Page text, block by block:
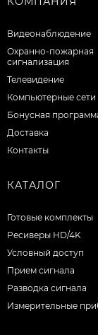
Видеонаблюдение
Охранно-пожарная
сигнализация
Телевидение
Компьютерные сети
Бонусная
Доставка
Контакты
КАТАЛОГ
Готовые комплекты
Ресиверы HD/4K
Условный доступ
Прием сигнала
Разводка сигнала
Измерительные